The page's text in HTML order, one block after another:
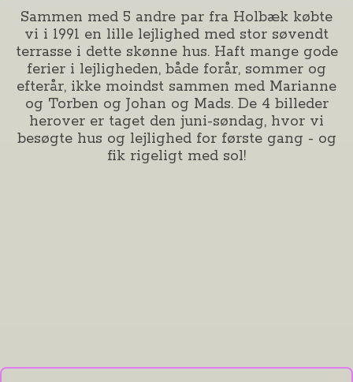
Sammen med 5 andre par fra Holbæk købte
vi i 1991 en lille lejlighed med stor søvendt
terrasse i dette skønne hus. Haft mange gode
ferier i lejligheden, både forår, sommer og
efterår, ikke moindst sammen med Marianne
og Torben og Johan og Mads. De 4 billeder
herover er taget den juni-søndag, hvor vi
besøgte hus og lejlighed for første gang - og
fik rigeligt med sol!